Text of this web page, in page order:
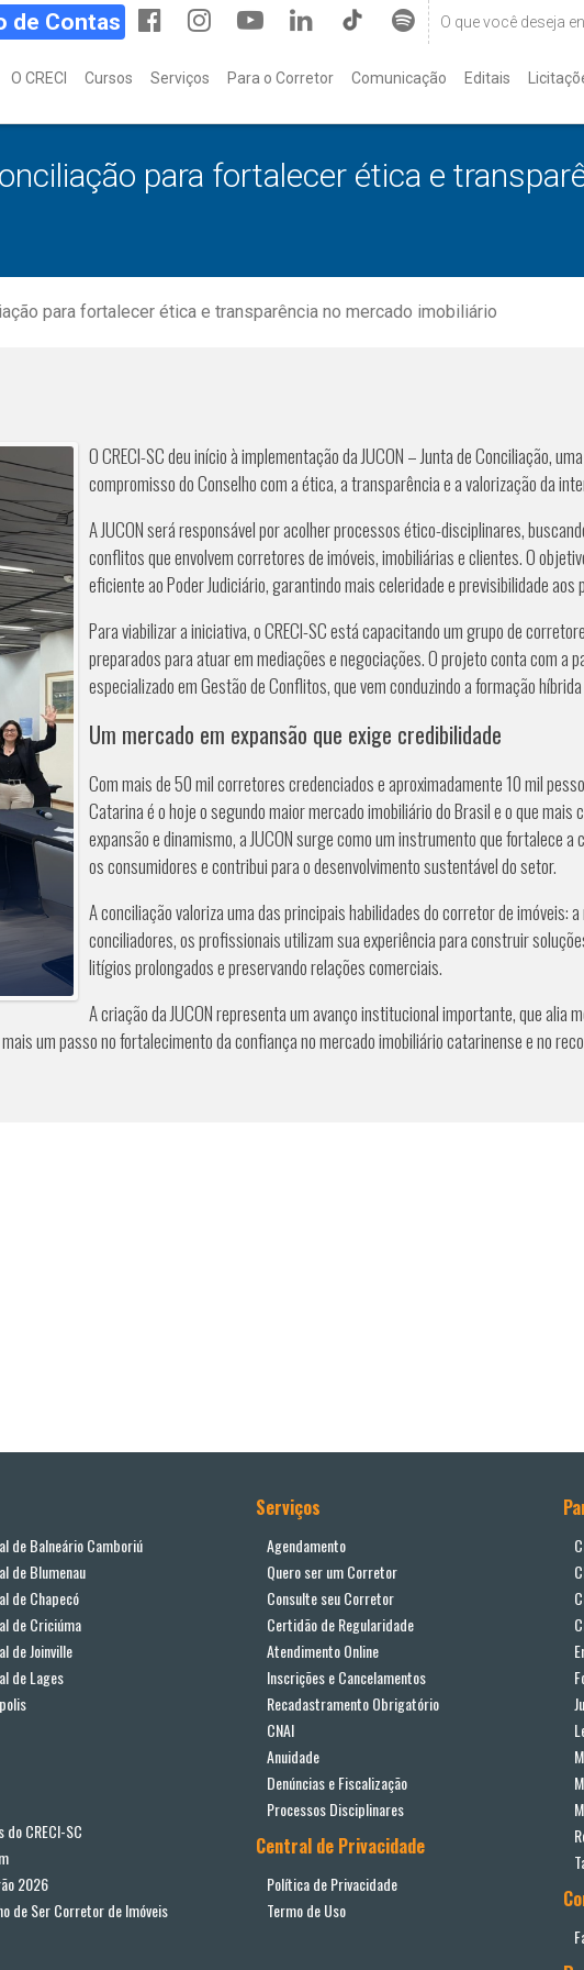
de Contas
O CRECI Cursos Serviços Para o Corretor Comunicação Editais
para fortalecer ética e
para fortalecer ética e transparência no mercado imobiliário
O CRECI-SC deu início à implementação da JUCON – Junta de Conciliação,
compromisso do Conselho com a ética, a transparência e a valorização da
A JUCON será responsável por acolher processos ético-disciplinares,
conflitos que envolvem corretores de imóveis, imobiliárias e clientes. O
eficiente ao Poder Judiciário, garantindo mais celeridade e previsibilidade aos
Para viabilizar a iniciativa, o CRECI-SC está capacitando um grupo de
preparados para atuar em mediações e negociações. O projeto conta com a
especializado em Gestão de Conflitos, que vem conduzindo a formação
Um mercado em expansão que exige credibilidade
Com mais de 50 mil corretores credenciados e aproximadamente 10 mil
Catarina é o hoje o segundo maior mercado imobiliário do Brasil e o que mais
expansão e dinamismo, a JUCON surge como um instrumento que fortalece
os consumidores e contribui para o desenvolvimento sustentável do setor.
A conciliação valoriza uma das principais habilidades do corretor de imóveis:
conciliadores, os profissionais utilizam sua experiência para construir
litígios prolongados e preservando relações comerciais.
A criação da JUCON representa um avanço institucional importante, que alia
um passo no fortalecimento da confiança no mercado imobiliário catarinense e no
de Balneário Camboriú
de Blumenau
de Chapecó
de Criciúma
de Joinville
de Lages
do CRECI-SC
2026
de Ser Corretor de Imóveis
Serviços
Agendamento
Quero ser um Corretor
Consulte seu Corretor
Certidão de Regularidade
Atendimento Online
Inscrições e Cancelamentos
Recadastramento Obrigatório
CNAI
Anuidade
Denúncias e Fiscalização
Processos Disciplinares
Central de Privacidade
Política de Privacidade
Termo de Uso